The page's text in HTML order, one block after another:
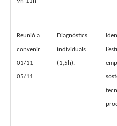
Reunió a
convenir
01/11 –
05/11
Diagnòstics
individuals
(1,5h).